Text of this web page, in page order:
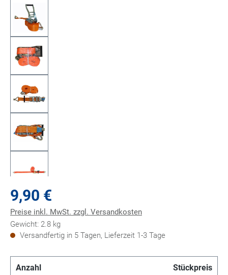
9,90 €
Preise inkl. MwSt. zzgl. Versandkosten
Gewicht: 2.8 kg
Versandfertig in 5 Tagen, Lieferzeit 1-3 Tage
Anzahl Stückpreis